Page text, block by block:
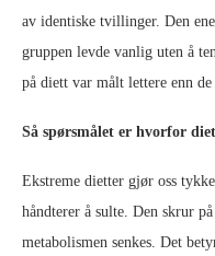
av identiske tvillinger. Den
gruppen levde vanlig uten å
på diett var målt lettere enn
Så spørsmålet er hvorfor
Ekstreme dietter gjør oss
håndterer å sulte. Den skrur
metabolismen senkes. Det